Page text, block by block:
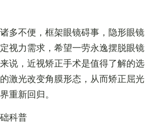
多不便，框架眼镜碍事，隐形眼镜
视力需求，希望一劳永逸摆脱眼镜
说，近视矫正手术是值得了解的选
激光改变角膜形态，从而矫正屈光
重新回归。
科普